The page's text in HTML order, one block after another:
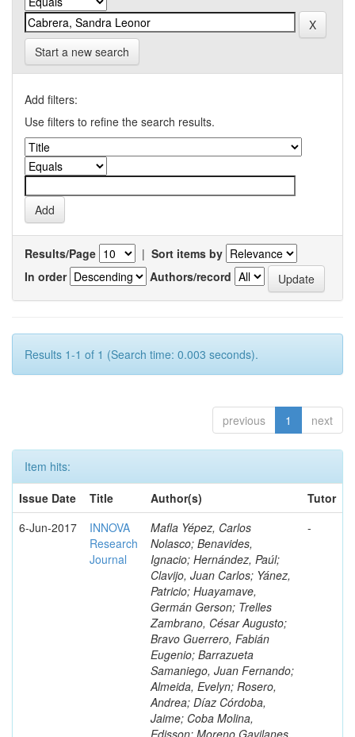
Start a new search
Add filters:
Use filters to refine the search results.
Results/Page | Sort items by
In order
Authors/record
Results 1-1 of 1 (Search time: 0.003 seconds).
previous 1 next
Item hits:
Issue Date
Title Author(s)
Tutor
6-Jun-2017
INNOVA
Research
Journal
Mafla Yépez, Carlos
Nolasco; Benavides,
Ignacio; Hernández, Paúl;
Clavijo, Juan Carlos; Yánez,
Patricio; Huayamave,
Germán Gerson; Trelles
Zambrano, César Augusto;
Bravo Guerrero, Fabián
Eugenio; Barrazueta
Samaniego, Juan Fernando;
Almeida, Evelyn; Rosero,
Andrea; Díaz Córdoba,
Jaime; Coba Molina,
Edisson; Moreno Gavilanes,
-